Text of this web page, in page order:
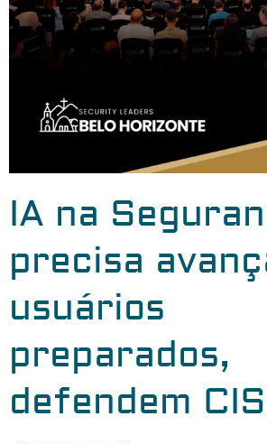
IA na
precisa
usuários
preparados,
defendem